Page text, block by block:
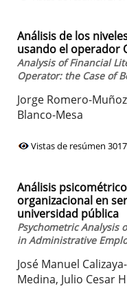
Análisis de los
usando el operador
Analysis of Financial
Operator: the Case of
Jorge Romero-
Blanco-Mesa
Vistas de resúmen
Análisis
organizacional en
universidad pública
Psychometric Analysis
in Administrative
José Manuel
Medina, Julio Cesar